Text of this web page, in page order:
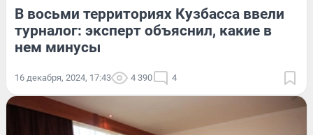
В восьми территориях Кузбасса ввели
турналог: эксперт объяснил, какие в
нем минусы
16 декабря, 2024, 17:43 4 390 4